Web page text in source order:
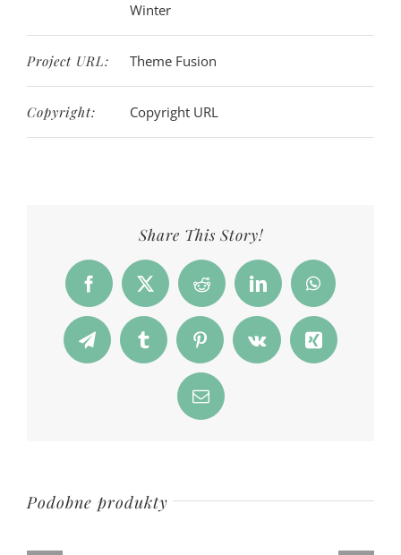
Winter
Project URL: Theme Fusion
Copyright: Copyright URL
Share This Story!
Facebook
X Reddit LinkedInWhatsApp
TelegramTumblr PinterestVk Xing
Email
Podobne produkty